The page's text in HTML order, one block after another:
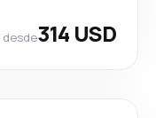
desde314 USD